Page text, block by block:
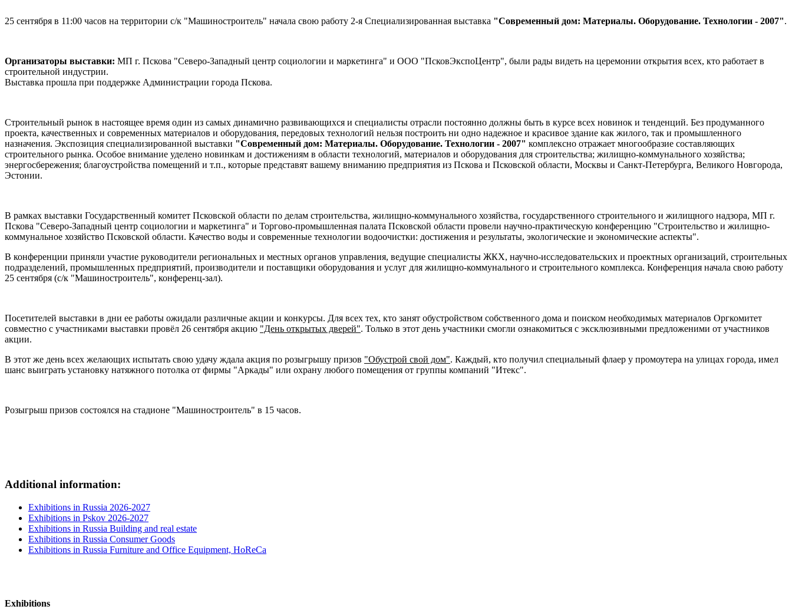
25 сентября в 11:00 часов на территории с/к "Машиностроитель" начала свою работу 2-я Специализированная выставка "Современный дом: Материалы. Оборудование. Технологии - 2007".
Организаторы выставки: МП г. Пскова "Северо-Западный центр социологии и маркетинга" и ООО "ПсковЭкспоЦентр", были рады видеть на церемонии открытия всех, кто работает в
строительной индустрии.
Выставка прошла при поддержке Администрации города Пскова.
Строительный рынок в настоящее время один из самых динамично развивающихся и специалисты отрасли постоянно должны быть в курсе всех новинок и тенденций. Без продуманного
проекта, качественных и современных материалов и оборудования, передовых технологий нельзя построить ни одно надежное и красивое здание как жилого, так и промышленного
назначения. Экспозиция специализированной выставки "Современный дом: Материалы. Оборудование. Технологии - 2007" комплексно отражает многообразие составляющих
строительного рынка. Особое внимание уделено новинкам и достижениям в области технологий, материалов и оборудования для строительства; жилищно-коммунального хозяйства;
энергосбережения; благоустройства помещений и т.п., которые представят вашему вниманию предприятия из Пскова и Псковской области, Москвы и Санкт-Петербурга, Великого Новгорода,
Эстонии.
В рамках выставки Государственный комитет Псковской области по делам строительства, жилищно-коммунального хозяйства, государственного строительного и жилищного надзора, МП г.
Пскова "Северо-Западный центр социологии и маркетинга" и Торгово-промышленная палата Псковской области провели научно-практическую конференцию "Строительство и жилищно-
коммунальное хозяйство Псковской области. Качество воды и современные технологии водоочистки: достижения и результаты, экологические и экономические аспекты".
В конференции приняли участие руководители региональных и местных органов управления, ведущие специалисты ЖКХ, научно-исследовательских и проектных организаций, строительных
подразделений, промышленных предприятий, производители и поставщики оборудования и услуг для жилищно-коммунального и строительного комплекса. Конференция начала свою работу
25 сентября (с/к "Машиностроитель", конференц-зал).
Посетителей выставки в дни ее работы ожидали различные акции и конкурсы. Для всех тех, кто занят обустройством собственного дома и поиском необходимых материалов Оргкомитет
совместно с участниками выставки провёл 26 сентября акцию "День открытых дверей". Только в этот день участники смогли ознакомиться с эксклюзивными предложеними от участников
акции.
В этот же день всех желающих испытать свою удачу ждала акция по розыгрышу призов "Обустрой свой дом". Каждый, кто получил специальный флаер у промоутера на улицах города, имел
шанс выиграть установку натяжного потолка от фирмы "Аркады" или охрану любого помещения от группы компаний "Итекс".
Розыгрыш призов состоялся на стадионе "Машиностроитель" в 15 часов.
Additional information:
Exhibitions in Russia 2026-2027
Exhibitions in Pskov 2026-2027
Exhibitions in Russia Building and real estate
Exhibitions in Russia Consumer Goods
Exhibitions in Russia Furniture and Office Equipment, HoReCa
Exhibitions